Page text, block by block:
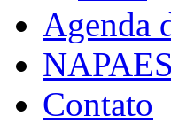
Agenda
NAPAES
Contato